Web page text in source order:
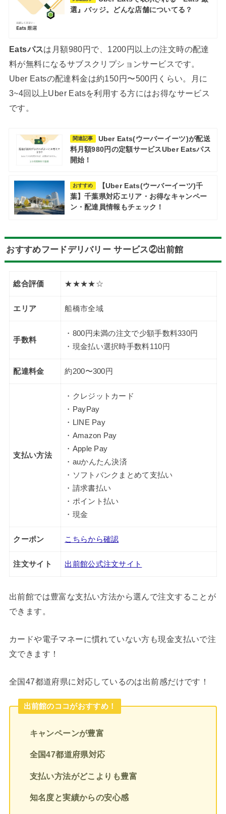
選』バッジ。どんな店舗についてる？
Eatsパスは月額980円で、1200円以上の注文時の配達
料が無料になるサブスクリプションサービスです。
Uber Eatsの配達料金は約150円〜500円くらい。月に
3~4回以上Uber Eatsを利用する方にはお得なサービス
です。
関連記事
Uber Eats(ウーバーイーツ)が配送
料月額980円の定額サービスUber Eatsパス
開始！
おすすめ
【Uber Eats(ウーバーイーツ)千
葉】千葉県対応エリア・お得なキャンペー
ン・配達員情報もチェック！
おすすめフードデリバリー サービス②出前館
総合評価 ★★★★☆
エリア 船橋市全域
手数料
・800円未満の注文で少額手数料330円
・現金払い選択時手数料110円
配達料金 約200〜300円
支払い方法
・クレジットカード
・PayPay
・LINE Pay
・Amazon Pay
・Apple Pay
・auかんたん決済
・ソフトバンクまとめて支払い
・請求書払い
・ポイント払い
・現金
クーポン こちらから確認
注文サイト 出前館公式注文サイト
出前館では豊富な支払い方法から選んで注文することが
できます。
カードや電子マネーに慣れていない方も現金支払いで注
文できます！
全国47都道府県に対応しているのは出前感だけです！
出前館のココがおすすめ！
キャンペーンが豊富
全国47都道府県対応
支払い方法がどこよりも豊富
知名度と実績からの安心感